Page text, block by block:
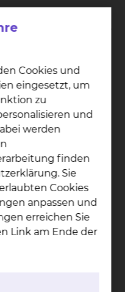
von Ihnen gewählte
bei der
Leistung durch
Wahlarztes
unvorhersehbarer
Bei einer
Ihres Wahlarztes
von seinem
übernommen. Bei
die Wahlleistung
Sie eine
der Chefärzte
unvorhersehbaren
werden die
gestellt.
Cookies und
eingesetzt, um
zu
und
werden
finden
Sie
Cookies
anpassen und
erreichen Sie
Link am Ende der